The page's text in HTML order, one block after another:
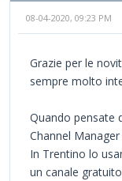
08-04-2020, 09:23 PM
Grazie per le
sempre molto
Quando pensate
Channel Manager
In Trentino lo
un canale